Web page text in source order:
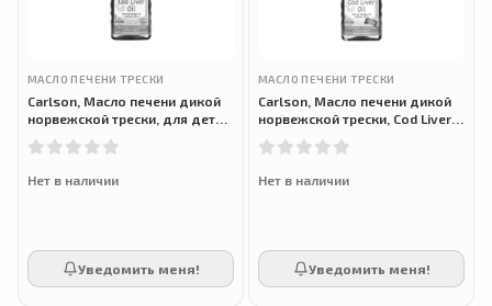
МАСЛО ПЕЧЕНИ ТРЕСКИ
Carlson, Масло печени дикой
норвежской трески, для детей,
Kids Cod Liver Oil, натуральное
зеленое яблоко, 250 мл (8,4
Нет в наличии
Уведомить меня!
МАСЛО ПЕЧЕНИ ТРЕСКИ
Carlson, Масло печени дикой
норвежской трески, Cod Liver
Oil, для детей, со вкусом
жвачки, 250 мл (8,4 жидк.
Нет в наличии
Уведомить меня!